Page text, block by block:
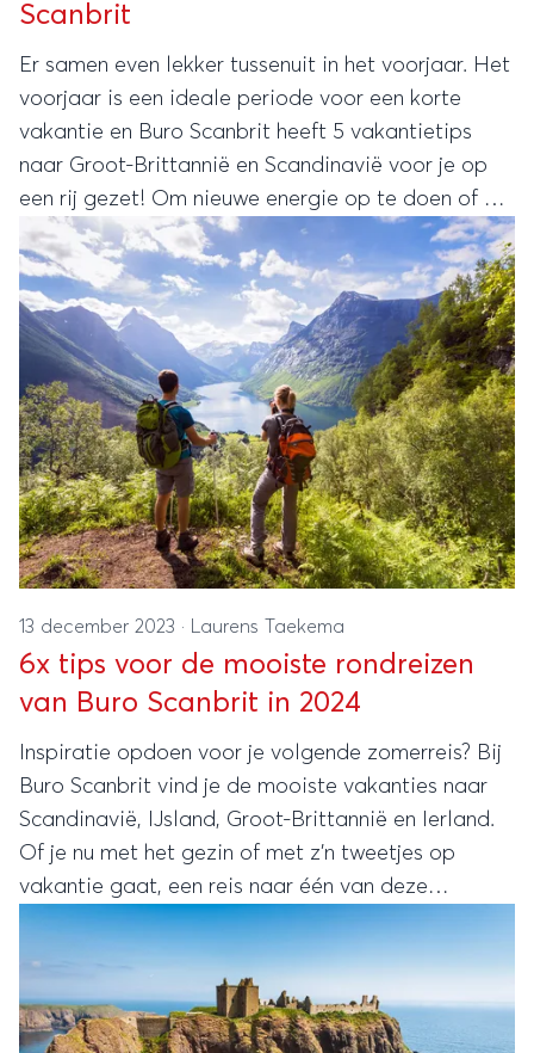
Scanbrit
Er samen even lekker tussenuit in het voorjaar. Het
voorjaar is een ideale periode voor een korte
vakantie en Buro Scanbrit heeft 5 vakantietips
naar Groot-Brittannië en Scandinavië voor je op
een rij gezet! Om nieuwe energie op te doen of om
nieuwe plekken te ontdekken, met z’n tweeën of
met het hele gezin.
13 december 2023 · Laurens Taekema
6x tips voor de mooiste rondreizen
van Buro Scanbrit in 2024
Inspiratie opdoen voor je volgende zomerreis? Bij
Buro Scanbrit vind je de mooiste vakanties naar
Scandinavië, IJsland, Groot-Brittannië en Ierland.
Of je nu met het gezin of met z’n tweetjes op
vakantie gaat, een reis naar één van deze
bestemmingen betekent indrukwekkende natuur,
prachtige fjorden of zelfs vulkanen en geisers.